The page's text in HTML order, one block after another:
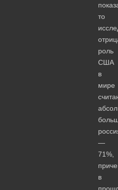
то
роль
США
в
мире
—
71%,
в